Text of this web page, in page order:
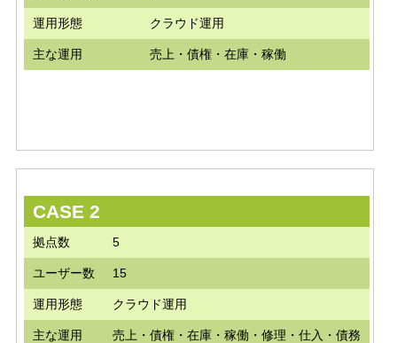
運用形態 クラウド運用
主な運用 売上・債権・在庫・稼働
CASE 2
拠点数 5
ユーザー数 15
運用形態 クラウド運用
主な運用 売上・債権・在庫・稼働・修理・仕入・債務